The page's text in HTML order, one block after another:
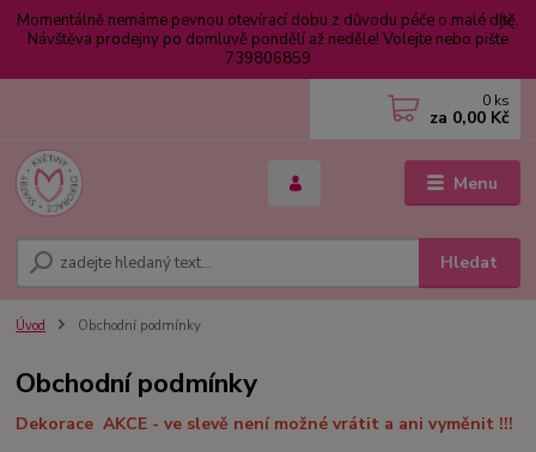
Momentálně nemáme pevnou otevírací dobu z důvodu péče o malé dítě.
Návštěva prodejny po domluvě pondělí až neděle! Volejte nebo pište
739806859
Menu
Hledat
0 ks
za 0,00 Kč
Úvod Obchodní podmínky
Obchodní podmínky
Dekorace AKCE - ve slevě není možné vrátit a ani vyměnit !!!